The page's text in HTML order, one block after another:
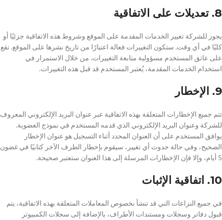
8. تعديلات على الاتفاقية
يجوز للشركة تغيير الخدمات المقدمة على الموقع وشروط هذه الاتفاقية جزئيًا أو
كليًا في أي وقت. ستكون التغييرات فعالة اعتبارًا من تاريخ نشرها على الموقع. تقع
على عاتق المستخدم مسؤولية متابعة التغييرات. من خلال الاستمرار في
استخدام الخدمات المقدمة، يُعتبر المستخدم قد قبل هذه التغييرات.
9. الإخطار
تتم جميع الإخطارات المتعلقة بهذه الاتفاقية عبر عنوان البريد الإلكتروني المعروف
للشركة وعنوان البريد الإلكتروني الذي قدمه المستخدم في نموذج العضوية.
يوافق المستخدم على أن العنوان المحدد أثناء التسجيل هو عنوان الإخطار
الصحيح، وفي حالة حدوث أي تغيير، سيقوم بإخطار الطرف الآخر كتابيًا في غضون
5 أيام، وإلا فإن الإخطارات المرسلة إلى هذا العنوان ستعتبر صحيحة.
10. اتفاقية الإثبات
في جميع النزاعات التي قد تنشأ بخصوص المعاملات المتعلقة بهذه الاتفاقية، يتم
قبول دفاتر وسجلات ومستندات الأطراف، بالإضافة إلى سجلات الكمبيوتر